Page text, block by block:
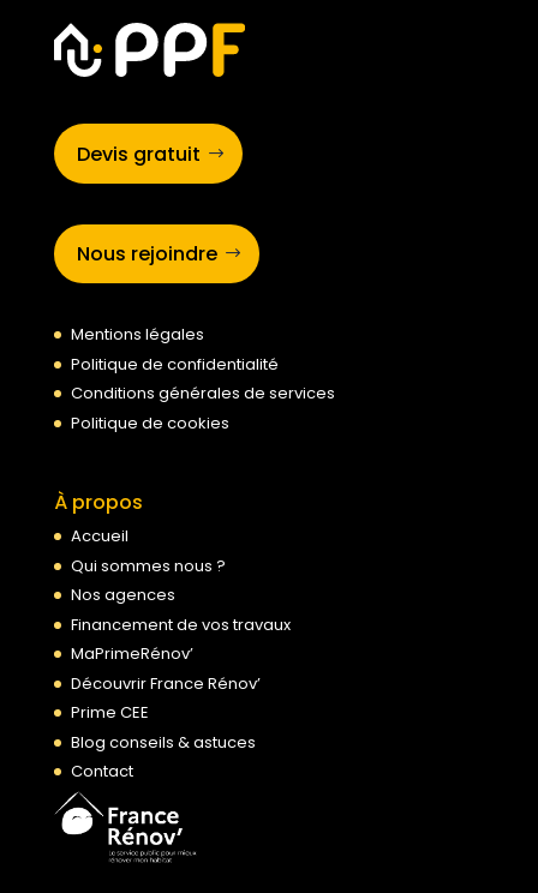
Devis gratuit
Nous rejoindre
Mentions légales
Politique de confidentialité
Conditions générales de services
Politique de cookies
À propos
Accueil
Qui sommes nous ?
Nos agences
Financement de vos travaux
MaPrimeRénov’
Découvrir France Rénov’
Prime CEE
Blog conseils & astuces
Contact